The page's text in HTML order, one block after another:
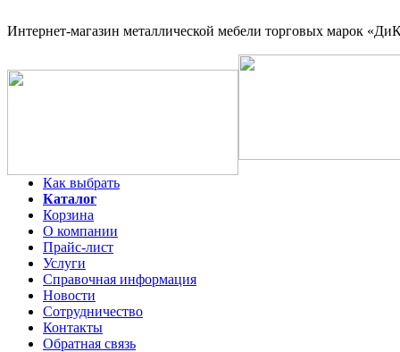
Интернет-магазин металлической мебели торговых марок
Как выбрать
Каталог
Корзина
О компании
Прайс-лист
Услуги
Справочная информация
Новости
Сотрудничество
Контакты
Обратная связь